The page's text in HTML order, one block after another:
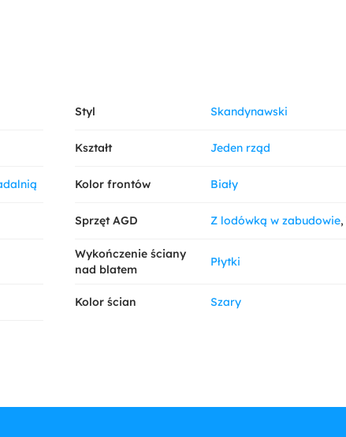
Styl Skandynawski
Kształt Jeden rząd
Kolor frontów Biały
Sprzęt AGD Z lodówką w zabudowie
Wykończenie ściany
nad blatem
Płytki
Kolor ścian Szary